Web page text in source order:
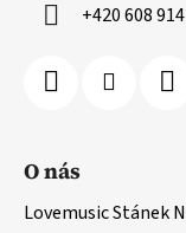
+420 608
O nás
Lovemusic Stánek